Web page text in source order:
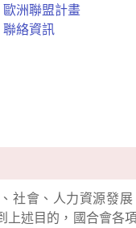
歐洲聯盟計畫
聯絡資訊
社會、人力資源發
上述目的，國合會各